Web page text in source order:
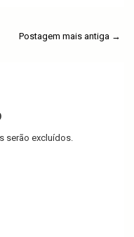
Postagem mais antiga →
serão excluídos.